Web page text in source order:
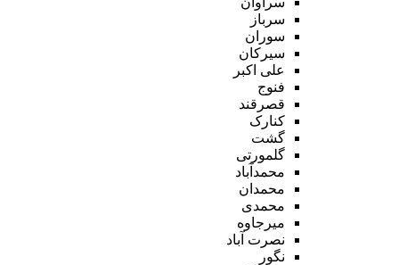
سرباز
سوران
سیرکان
علی اکبر
فنوج
قصرقند
کنارک
گشت
گلمورتی
محمدآباد
محمدان
محمدی
میرجاوه
نصرت آباد
نگور